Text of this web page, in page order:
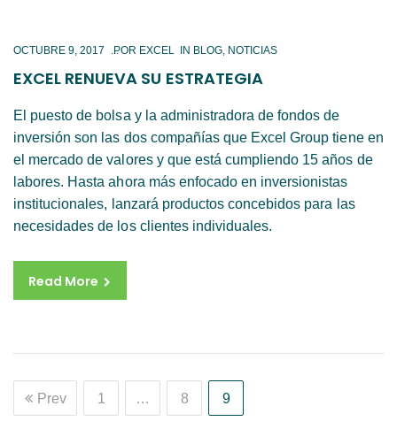
OCTUBRE 9, 2017 IN BLOG, NOTICIAS
EXCEL RENUEVA SU ESTRATEGIA
El puesto de bolsa y la administradora de fondos de
inversión son las dos compañías que Excel Group tiene en
el mercado de valores y que está cumpliendo 15 años de
labores. Hasta ahora más enfocado en inversionistas
institucionales, lanzará productos concebidos para las
necesidades de los clientes individuales.
Read More
Prev 1 … 8 9